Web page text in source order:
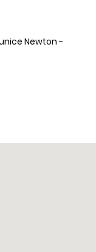
Newton -